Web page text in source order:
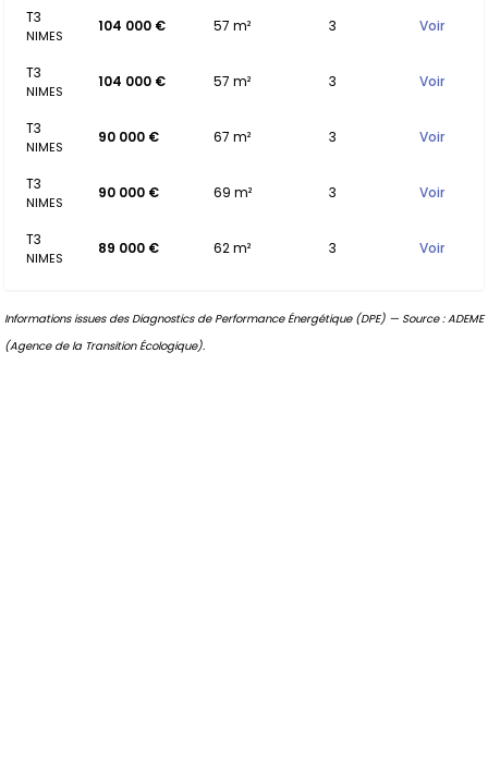
T3
NIMES
104 000 € 57 m² 3 Voir
T3
NIMES
104 000 € 57 m² 3 Voir
T3
NIMES
90 000 € 67 m² 3 Voir
T3
NIMES
90 000 € 69 m² 3 Voir
T3
NIMES
89 000 € 62 m² 3 Voir
Informations issues des Diagnostics de Performance Énergétique (DPE) — Source : ADEME
(Agence de la Transition Écologique).